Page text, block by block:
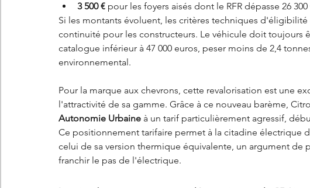
3 500 € pour les foyers aisés dont le RFR dépasse 26 300
Si les montants évoluent, les critères techniques
continuité pour les constructeurs. Le véhicule doit toujours
catalogue inférieur à 47 000 euros, peser moins de 2,4
environnemental.
Pour la marque aux chevrons, cette revalorisation est une
l'attractivité de sa gamme. Grâce à ce nouveau barème,
Autonomie Urbaine à un tarif particulièrement agressif,
Ce positionnement tarifaire permet à la citadine électrique
celui de sa version thermique équivalente, un argument de
franchir le pas de l'électrique.